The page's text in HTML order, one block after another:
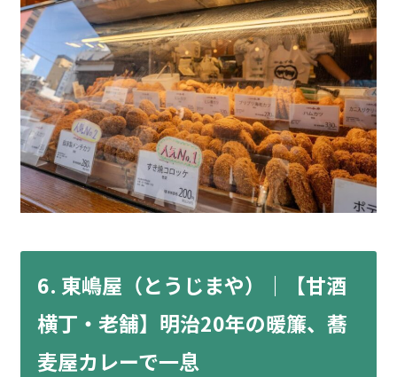
6. 東嶋屋（とうじまや）｜【甘酒
横丁・老舗】明治20年の暖簾、蕎
麦屋カレーで一息